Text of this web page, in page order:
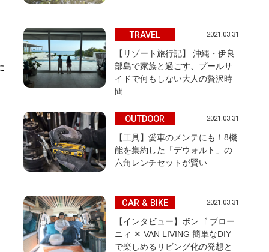
TRAVEL 2021.03.31
【リゾート旅行記】 沖縄・伊良
部島で家族と過ごす、プールサ
イドで何もしない大人の贅沢時
間
OUTDOOR 2021.03.31
【工具】愛車のメンテにも！8機
能を集約した「デウォルト」の
六角レンチセットが賢い
CAR & BIKE 2021.03.31
【インタビュー】ボンゴ ブロー
ニィ ✕ VAN LIVING 簡単なDIY
で楽しめるリビング化の発想と